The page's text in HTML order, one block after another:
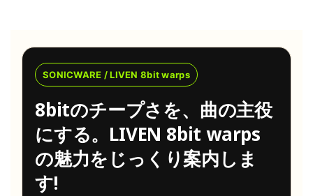
SONICWARE / LIVEN 8bit warps
8bitのチープさを、曲の主役
にする。LIVEN 8bit warps
の魅力をじっくり案内しま
す!